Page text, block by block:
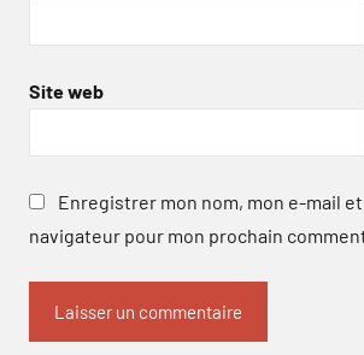
Site web
Enregistrer mon nom, mon e-mail
navigateur pour mon prochain